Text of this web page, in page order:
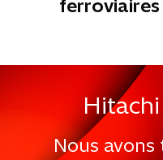
Nous